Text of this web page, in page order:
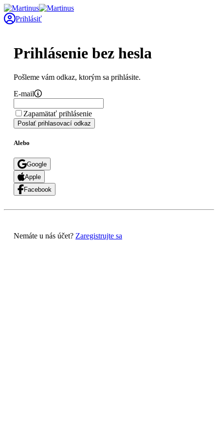
Prihlásiť
Prihlásenie bez hesla
Pošleme vám odkaz, ktorým sa prihlásite.
E-mail
Zapamätať prihlásenie
Poslať prihlasovací odkaz
Alebo
Google
Apple
Facebook
Nemáte u nás účet? Zaregistrujte sa